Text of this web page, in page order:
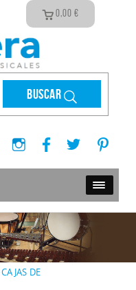
0,00 €
Buscar
CAJAS DE